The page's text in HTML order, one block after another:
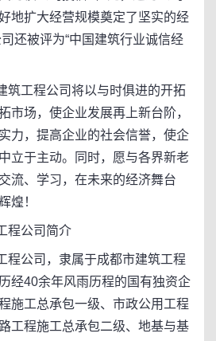
地扩大经营规模奠定了坚实的经
还被评为“中国建筑行业诚信经
工程公司将以与时俱进的开拓
市场，使企业发展再上新台阶，
力，提高企业的社会信誉，使企
立于主动。同时，愿与各界新老
流、学习，在未来的经济舞台
煌！
公司简介
公司，隶属于成都市建筑工程
经40余年风雨历程的国有独资企
施工总承包一级、市政公用工程
工程施工总承包二级、地基与基